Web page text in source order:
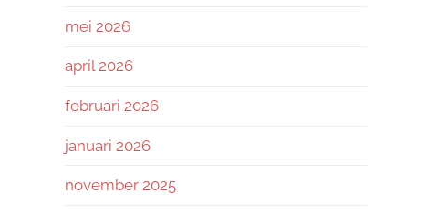
mei 2026
april 2026
februari 2026
januari 2026
november 2025